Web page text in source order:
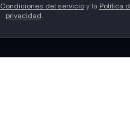
Condiciones del servicioy la Política
privacidad.